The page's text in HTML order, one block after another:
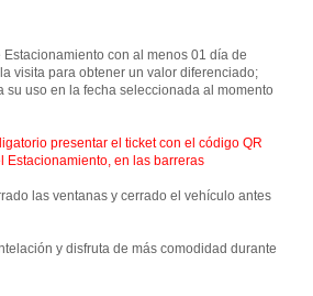
Estacionamiento con al menos 01 día de
visita para obtener un valor diferenciado;
su uso en la fecha seleccionada al momento
presentar el ticket con el código QR
Estacionamiento, en las barreras
las ventanas y cerrado el vehículo antes
y disfruta de más comodidad durante